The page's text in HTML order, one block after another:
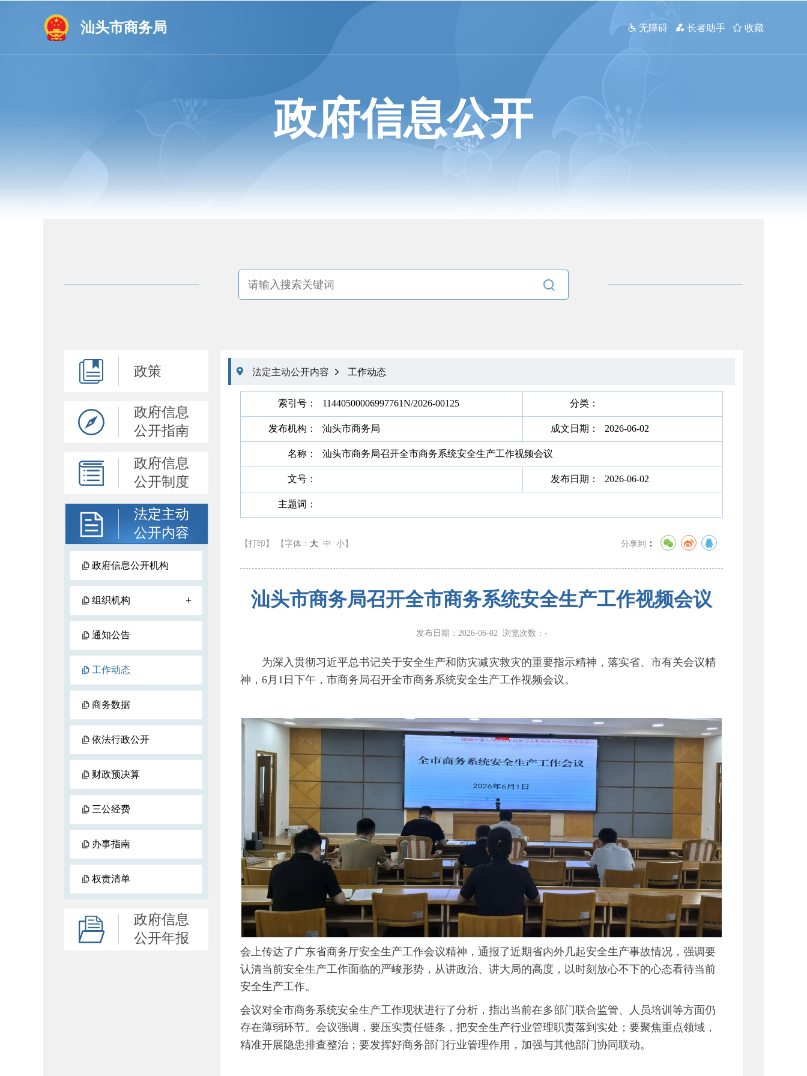
汕头市商务局  无障碍  长者助手  收藏
政府信息公开

政策
政府信息
公开指南
政府信息
公开制度
法定主动
公开内容
政府信息公开机构
组织机构 +
通知公告
工作动态
商务数据
依法行政公开
财政预决算
三公经费
办事指南
权责清单
政府信息
公开年报
 法定主动公开内容  工作动态
索引号： 11440500006997761N/2026-00125 分类：
发布机构： 汕头市商务局 成文日期： 2026-06-02
名称： 汕头市商务局召开全市商务系统安全生产工作视频会议
文号： 发布日期： 2026-06-02
主题词：
【打印】 【字体： 大 中 小 】 分享到 ：
汕头市商务局召开全市商务系统安全生产工作视频会议
发布日期：2026-06-02 浏览次数： -
为深入贯彻习近平总书记关于安全生产和防灾减灾救灾的重要指示精神，落实省、市有关会议精
神，6月1日下午，市商务局召开全市商务系统安全生产工作视频会议。
会上传达了广东省商务厅安全生产工作会议精神，通报了近期省内外几起安全生产事故情况，强调要
认清当前安全生产工作面临的严峻形势，从讲政治、讲大局的高度，以时刻放心不下的心态看待当前
安全生产工作。
会议对全市商务系统安全生产工作现状进行了分析，指出当前在多部门联合监管、人员培训等方面仍
存在薄弱环节。会议强调，要压实责任链条，把安全生产行业管理职责落到实处；要聚焦重点领域，
精准开展隐患排查整治；要发挥好商务部门行业管理作用，加强与其他部门协同联动。